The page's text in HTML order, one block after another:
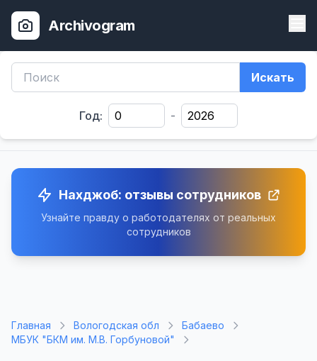
Archivogram
Искать
Год: -
Нахджоб: отзывы сотрудников
Узнайте правду о работодателях от реальных
сотрудников
Главная Вологодская обл
Бабаево
МБУК "БКМ им. М.В. Горбуновой"